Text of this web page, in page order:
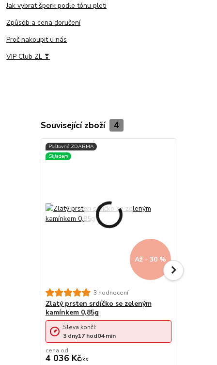
Jak vybrat šperk podle tónu pleti
Způsob a cena doručení
Proč nakoupit u nás
VIP Club ZL ❣
Související zboží 4
Až - 30 %
3 hodnocení
Zlatý prsten srdíčko se zeleným
kamínkem 0,85g
cena od
4 036 Kč/ks
Sleva končí:
3 dny17 hod04min